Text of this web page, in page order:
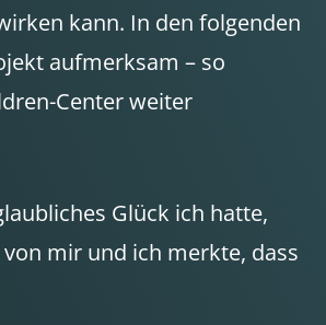
kann. In den folgenden
aufmerksam – so
Center weiter
Glück ich hatte,
mir und ich merkte, dass